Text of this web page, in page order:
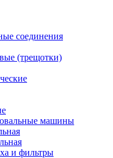
соединения
(трещотки)
машины
и фильтры